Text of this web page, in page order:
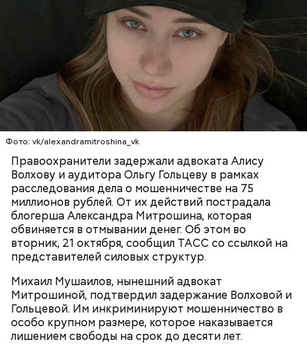
Фото: vk/alexandramitroshina_vk
Правоохранители задержали адвоката Алису
Волхову и аудитора Ольгу Гольцеву в рамках
расследования дела о мошенничестве на 75
миллионов рублей. От их действий пострадала
блогерша Александра Митрошина, которая
обвиняется в отмывании денег. Об этом во
вторник, 21 октября, сообщил ТАСС со ссылкой на
представителей силовых структур.
Михаил Мушаилов, нынешний адвокат
Митрошиной, подтвердил задержание Волховой и
Гольцевой. Им инкриминируют мошенничество в
особо крупном размере, которое наказывается
лишением свободы на срок до десяти лет.
Блогеру грозило до семи лет лишения свободы.
— Мы съездили за витаминами, вернулись обратно,
поднялись домой. У него ухудшилось самочувствие
через сутки... Его увезли в больницу,
реанимировали, и там он скончался, — рассказывал
Миссюра на допросе.
Play
Video
Видео: пресс-служба ГСУ СК по Московской области
заявил, что ничего не подсыпал в морс и утверждал,
что яд могли добавить в бутылкунекие
недоброжелатели